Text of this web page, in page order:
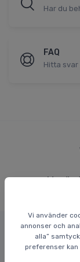
Vi använder
annonser och
alla”
preferenser kan
Har du
FAQ
Hitta svar
Mer än
Skidresor.com